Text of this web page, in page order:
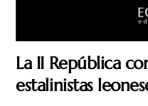
La II República
estalinistas